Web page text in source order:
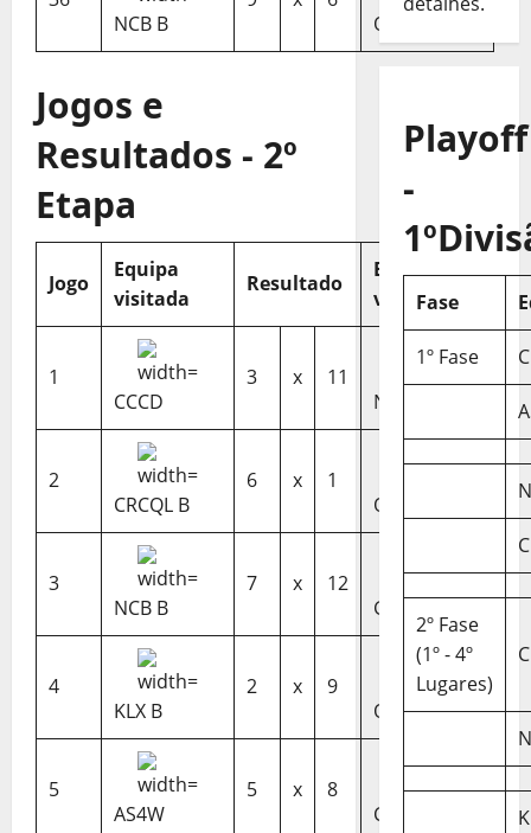
NCB B
OSC
Jogos e
Resultados - 2º
Etapa
Jogo
Equipa
visitada
Resultado
Equipa
visitante
1
CCCD
3 x
11
NCB
2
CRCQL B
6 x
1
OSC B
3
NCB B
7 x
12
GDBD
4
KLX B
2 x
9
OSC
5
AS4W
5 x
8
CRCQL
Playoff
-
Fase
1º Fase
2º Fase
(1º - 4º
Lugares)